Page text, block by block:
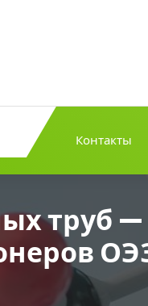
Контакты
труб —